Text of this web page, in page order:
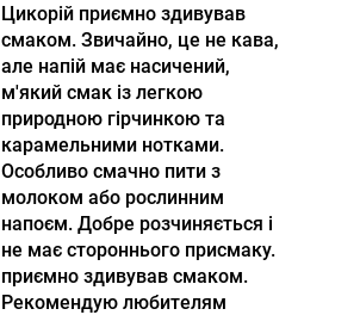
Цикорій приємно здивував
смаком. Звичайно, це не кава,
але напій має насичений,
м'який смак із легкою
природною гірчинкою та
карамельними нотками.
Особливо смачно пити з
молоком або рослинним
напоєм. Добре розчиняється і
не має стороннього присмаку.
приємно здивував смаком.
Рекомендую любителям